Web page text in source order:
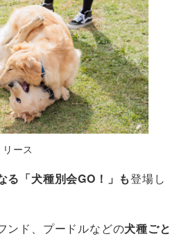
ース
る「犬種別会GO！」も登場し
ンド、プードルなどの犬種ごと